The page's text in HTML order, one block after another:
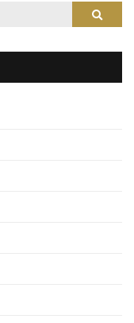
Buscar